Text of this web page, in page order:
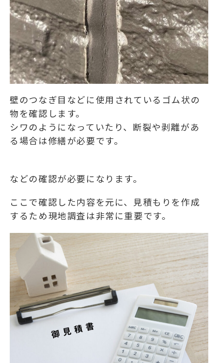
壁のつなぎ目などに使用されているゴム状の
物を確認します。
シワのようになっていたり、断裂や剥離があ
る場合は修繕が必要です。
などの確認が必要になります。
ここで確認した内容を元に、見積もりを作成
するため現地調査は非常に重要です。